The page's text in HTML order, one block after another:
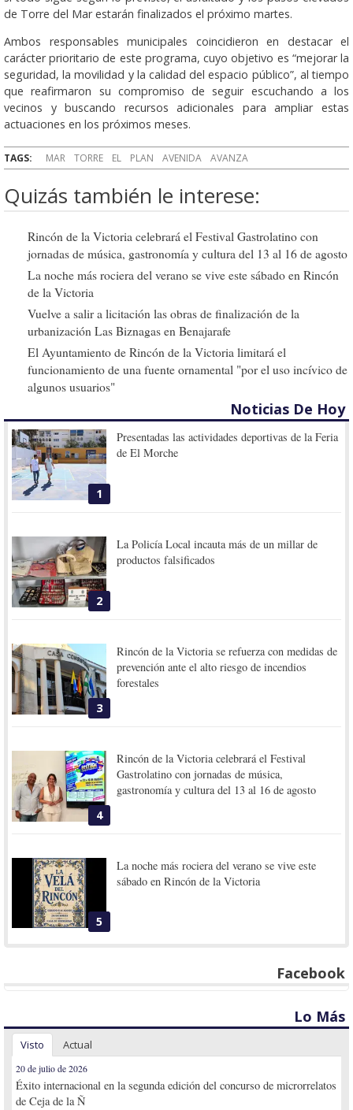
de Torre del Mar estarán finalizados el próximo martes.
Ambos responsables municipales coincidieron en destacar el
carácter prioritario de este programa, cuyo objetivo es “mejorar la
seguridad, la movilidad y la calidad del espacio público”, al tiempo
que reafirmaron su compromiso de seguir escuchando a los
vecinos y buscando recursos adicionales para ampliar estas
actuaciones en los próximos meses.
TAGS: MAR TORRE EL PLAN AVENIDA AVANZA
Quizás también le interese:
Rincón de la Victoria celebrará el Festival Gastrolatino con
jornadas de música, gastronomía y cultura del 13 al 16 de agosto
La noche más rociera del verano se vive este sábado en Rincón
de la Victoria
Vuelve a salir a licitación las obras de finalización de la
urbanización Las Biznagas en Benajarafe
El Ayuntamiento de Rincón de la Victoria limitará el
funcionamiento de una fuente ornamental "por el uso incívico de
algunos usuarios"
Noticias De Hoy
1
Presentadas las actividades deportivas de la Feria
de El Morche
2
La Policía Local incauta más de un millar de
productos falsificados
3
Rincón de la Victoria se refuerza con medidas de
prevención ante el alto riesgo de incendios
forestales
4
Rincón de la Victoria celebrará el Festival
Gastrolatino con jornadas de música,
gastronomía y cultura del 13 al 16 de agosto
5
La noche más rociera del verano se vive este
sábado en Rincón de la Victoria
Facebook
Lo Más
Visto Actual
20 de julio de 2026
Éxito internacional en la segunda edición del concurso de microrrelatos
de Ceja de la Ñ